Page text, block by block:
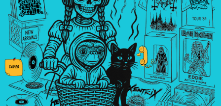
בניין פנורמה, בן צבי 84, ת"א קומה 5, סטודיו
547